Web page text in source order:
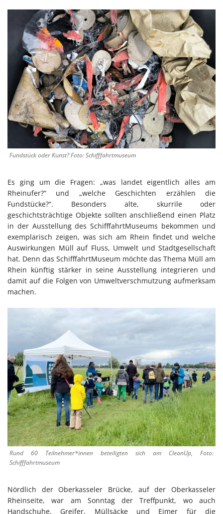
Fundstück oder Kunst? Foto: Schifffahrtmuseum
Es ging um die Fragen: „was landet eigentlich alles am
Rheinufer?“ und „welche Geschichten erzählen die
Fundstücke?“. Besonders alte, skurrile oder
geschichtsträchtige Objekte sollten anschließend einen Platz
in der Ausstellung des SchifffahrtMuseums bekommen und
exemplarisch zeigen, was sich am Rhein findet und welche
Auswirkungen Müll auf Fluss, Umwelt und Stadtgesellschaft
hat. Denn das SchifffahrtMuseum möchte das Thema Müll am
Rhein künftig stärker in seine Ausstellung integrieren und
damit auf die Folgen von Umweltverschmutzung aufmerksam
machen.
Rund 60 Teilnehmer*innen beteiligten sich am CleanUp, Foto:
Schifffahrtmuseum
Nördlich der Oberkasseler Brücke, auf der Oberkasseler
Rheinseite, war am Sonntag der Treffpunkt, wo auch
Handschuhe, Greifer, Müllsäcke und Eimer für die